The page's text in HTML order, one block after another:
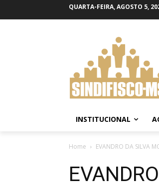
QUARTA-FEIRA, AGOSTO 5,
INSTITUCIONAL
Home EVANDRO DA SILVA